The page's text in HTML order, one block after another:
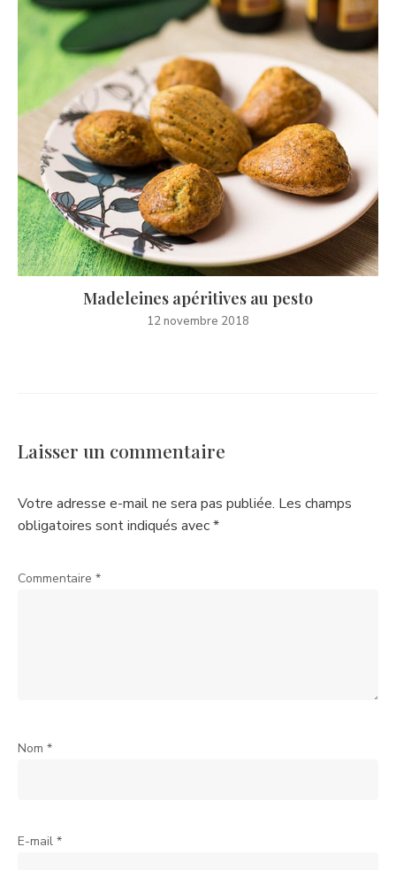
Madeleines apéritives au pesto
12 novembre 2018
Laisser un commentaire
Votre adresse e-mail ne sera pas publiée. Les champs
obligatoires sont indiqués avec*
Commentaire *
Nom *
E-mail *